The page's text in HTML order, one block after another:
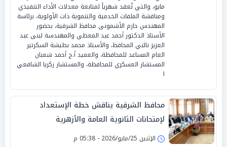
مايو، والتي تُعقد شهرياً لمتابعة معدلات الأداء التنفيذي
ومناقشة الملفات الخدمية والتنموية ذات الأولوية، برئاسة
المهندس حازم الأشمونى محافظ الشرقية، بحضور
الأستاذ الدكتور أحمد عبد المعطي والمهندسة لبنى عبد
العزيز نائبي المحافظ، والأستاذ محمد بطيشة السكرتير
العام المساعد للمحافظة، والعميد أ.ح أحمد شعبان
المستشار العسكري للمحافظة، والمستشار زكريا الشافعي
ا
محافظ الشرقية يناقش خطة الإستعداد
لإمتحانات الثانوية العامة والأزهرية
الإثنين 25/مايو/2026 - 05:38 م